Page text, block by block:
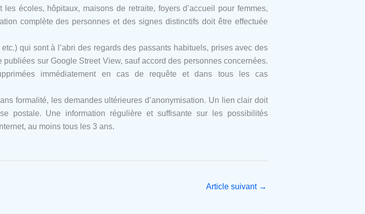
écoles, hôpitaux, maisons de retraite, foyers d’accueil pour femmes,
complète des personnes et des signes distinctifs doit être effectuée
qui sont à l’abri des regards des passants habituels, prises avec des
sur Google Street View, sauf accord des personnes concernées.
immédiatement en cas de requête et dans tous les cas
formalité, les demandes ultérieures d’anonymisation. Un lien clair doit
postale. Une information régulière et suffisante sur les possibilités
au moins tous les 3 ans.
Article suivant →